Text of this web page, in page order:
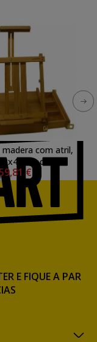
madera com atril,
cm.
€
E FIQUE A PAR